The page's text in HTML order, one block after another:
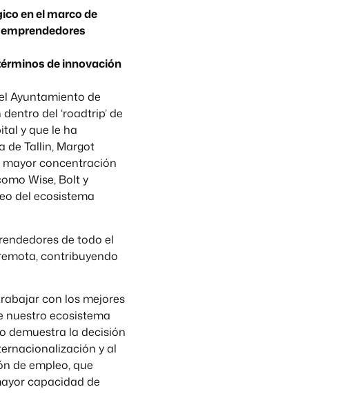
en el marco de
de innovación
Ayuntamiento de
del ‘roadtrip’ de
y que le ha
de Tallin, Margot
mayor concentración
Wise, Bolt y
del ecosistema
de todo el
contribuyendo
con los mejores
nuestro ecosistema
demuestra la decisión
y al
de empleo, que
capacidad de